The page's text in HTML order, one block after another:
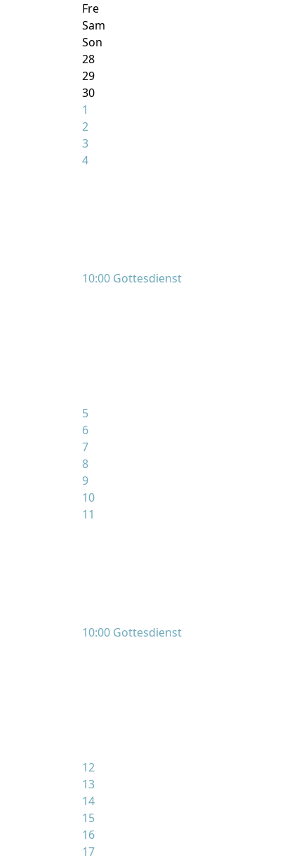
Fre
Sam
Son
28
29
30
1
2
3
4
10:00 Gottesdienst
5
6
7
8
9
10
11
10:00 Gottesdienst
12
13
14
15
16
17